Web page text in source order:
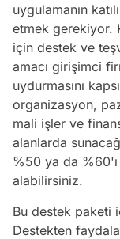
uygulamanın
etmek gerekiyor.
için destek ve
amacı girişimci
uydurmasını
organizasyon,
mali işler ve
alanlarda
%50 ya da
alabilirsiniz.
Bu destek paketi
Destekten